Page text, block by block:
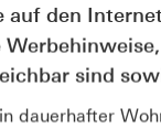
auf den
sind
dauerhafter